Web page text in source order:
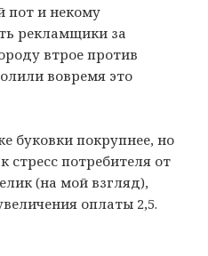
пот и некому
рекламщики за
втрое против
вовремя это
буковки покрупнее, но
стресс потребителя от
(на мой взгляд),
оплаты 2,5.